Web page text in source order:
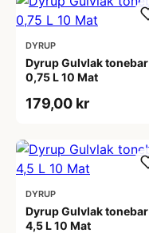
DYRUP
Dyrup Gulvlak tonebar
0,75 L 10 Mat
179,00 kr
DYRUP
Dyrup Gulvlak tonebar
4,5 L 10 Mat